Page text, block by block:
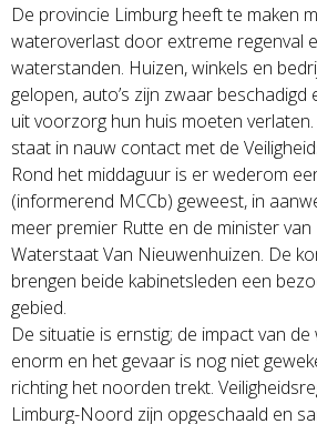
De provincie Limburg heeft te maken
wateroverlast door extreme regenval
waterstanden. Huizen, winkels en
gelopen, auto’s zijn zwaar
uit voorzorg hun huis moeten
staat in nauw contact met de
Rond het middaguur is er wederom
(informerend MCCb) geweest, in
meer premier Rutte en de minister
Waterstaat Van Nieuwenhuizen. De
brengen beide kabinetsleden een
gebied.
De situatie is ernstig; de impact van
enorm en het gevaar is nog niet
richting het noorden trekt.
Limburg-Noord zijn opgeschaald en